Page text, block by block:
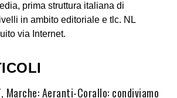
prima struttura italiana di
in ambito editoriale e tlc. NL
via Internet.
Marche: Aeranti-Corallo: condiviamo